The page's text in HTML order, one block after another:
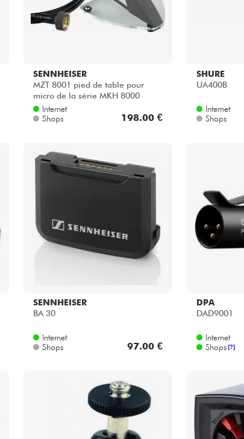
SENNHEISER
MZT 8001 pied de table pour
micro de la série MKH 8000
Internet
Shops
198.00 €
SHURE
UA400B
Internet
Shops
SENNHEISER
BA 30
Internet
Shops
97.00 €
DPA
DAD9001
Internet
Shops [?]